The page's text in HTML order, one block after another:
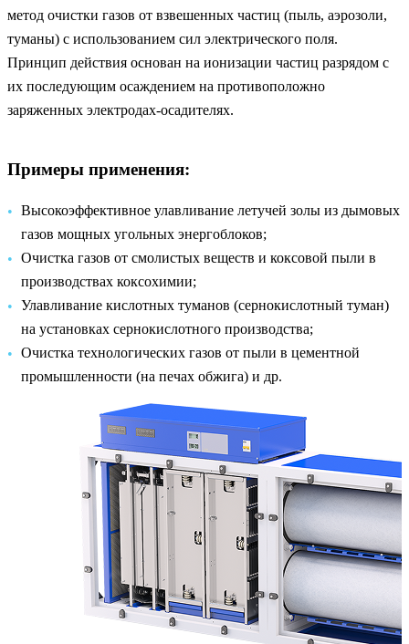
метод очистки газов от взвешенных частиц (пыль, аэрозоли,
туманы) с использованием сил электрического поля.
Принцип действия основан на ионизации частиц разрядом с
их последующим осаждением на противоположно
заряженных электродах-осадителях.
Примеры применения:
Высокоэффективное улавливание летучей золы из дымовых
газов мощных угольных энергоблоков;
Очистка газов от смолистых веществ и коксовой пыли в
производствах коксохимии;
Улавливание кислотных туманов (сернокислотный туман)
на установках сернокислотного производства;
Очистка технологических газов от пыли в цементной
промышленности (на печах обжига) и др.